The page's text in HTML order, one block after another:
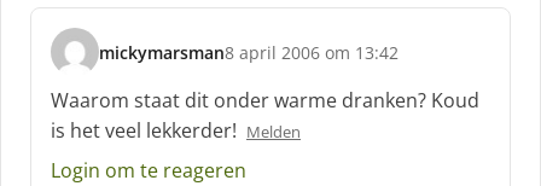
mickymarsman
s
c
h
r
e
8 april 2006 om 13:42
Waarom staat dit onder warme dranken? Koud
is het veel lekkerder! Melden
Login om te reageren